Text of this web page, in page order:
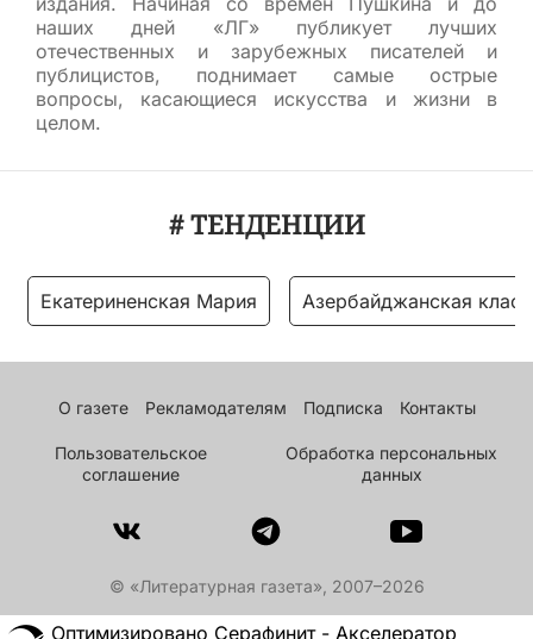
наших дней «ЛГ» публикует лучших
отечественных и зарубежных писателей и
публицистов, поднимает самые острые
вопросы, касающиеся искусства и жизни в
целом.
# ТЕНДЕНЦИИ
Екатериненская Мария Азербайджанская
О газете Рекламодателям Подписка Контакты
Пользовательское
соглашение
Обработка персональных
данных
© «Литературная газета», 2007–2026
Оптимизировано Серафинит - Акселератор